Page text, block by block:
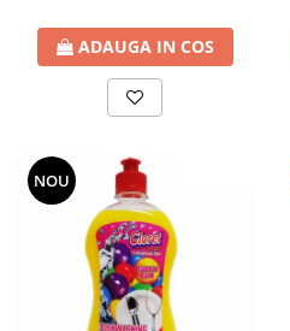
Puffer 1 serpentina
Puffer 2 serpentine
Puffer cu serpentina pentru A.C.M.
Aer conditionat
Dezumidificatoare
Aparate de Aer conditionat 9000
Aparate de Aer conditionat 12000
ADAUGA IN COS
NOU